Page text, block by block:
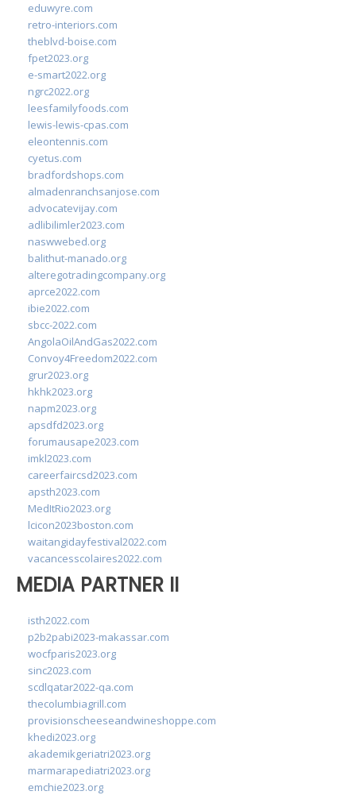
eduwyre.com
retro-interiors.com
theblvd-boise.com
fpet2023.org
e-smart2022.org
ngrc2022.org
leesfamilyfoods.com
lewis-lewis-cpas.com
eleontennis.com
cyetus.com
bradfordshops.com
almadenranchsanjose.com
advocatevijay.com
adlibilimler2023.com
naswwebed.org
balithut-manado.org
alteregotradingcompany.org
aprce2022.com
ibie2022.com
sbcc-2022.com
AngolaOilAndGas2022.com
Convoy4Freedom2022.com
grur2023.org
hkhk2023.org
napm2023.org
apsdfd2023.org
forumausape2023.com
imkl2023.com
careerfaircsd2023.com
apsth2023.com
MedItRio2023.org
lcicon2023boston.com
waitangidayfestival2022.com
vacancesscolaires2022.com
MEDIA PARTNER II
isth2022.com
p2b2pabi2023-makassar.com
wocfparis2023.org
sinc2023.com
scdlqatar2022-qa.com
thecolumbiagrill.com
provisionscheeseandwineshoppe.com
khedi2023.org
akademikgeriatri2023.org
marmarapediatri2023.org
emchie2023.org